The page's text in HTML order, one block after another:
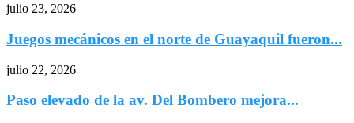
julio 23, 2026
Juegos mecánicos en el norte de Guayaquil fueron...
julio 22, 2026
Paso elevado de la av. Del Bombero mejora...